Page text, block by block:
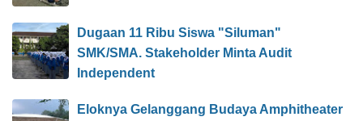
Dugaan 11 Ribu Siswa "Siluman"
SMK/SMA. Stakeholder Minta Audit
Independent
Eloknya Gelanggang Budaya Amphitheater